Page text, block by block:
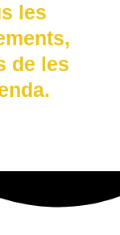
les
de les